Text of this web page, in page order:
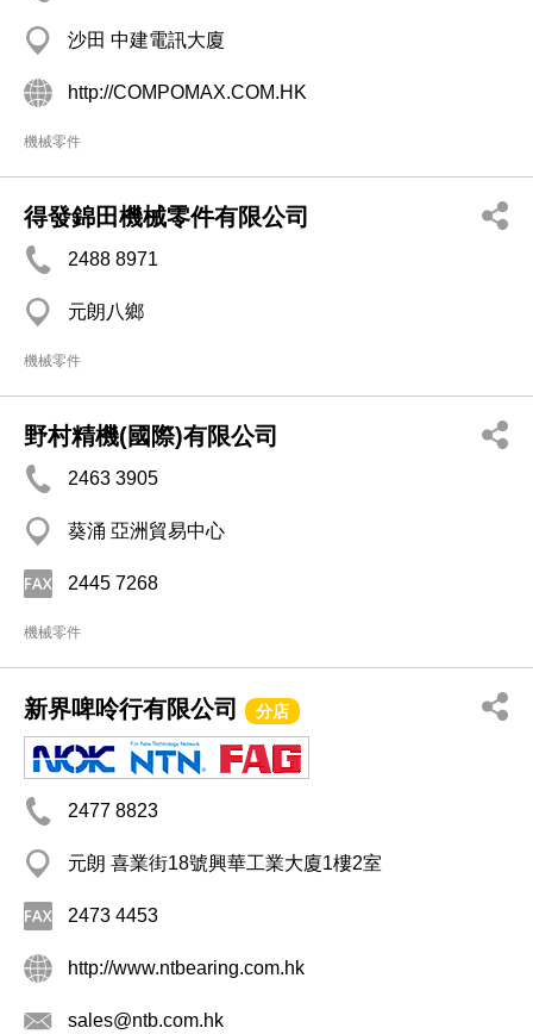
沙田 中建電訊大廈
http://COMPOMAX.COM.HK
機械零件
得發錦田機械零件有限公司
2488 8971
元朗八鄉
機械零件
野村精機(國際)有限公司
2463 3905
葵涌 亞洲貿易中心
2445 7268
機械零件
新界啤呤行有限公司 分店
2477 8823
元朗 喜業街18號興華工業大廈1樓2室
2473 4453
http://www.ntbearing.com.hk
sales@ntb.com.hk